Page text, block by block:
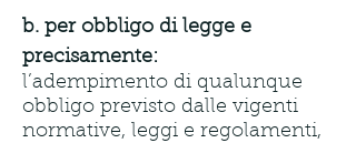
b. per obbligo di legge e
precisamente:
l’adempimento di qualunque
obbligo previsto dalle vigenti
normative, leggi e regolamenti,